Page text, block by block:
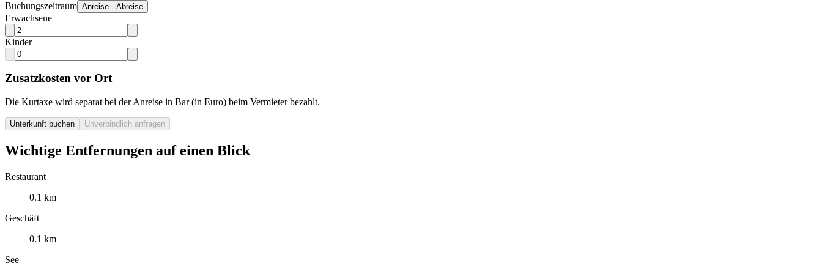
Buchungszeitraum Anreise - Abreise
Erwachsene
Kinder
Zusatzkosten vor Ort
Die Kurtaxe wird separat bei der Anreise in Bar (in Euro) beim Vermieter bezahlt.
Unterkunft buchen Unverbindlich anfragen
Wichtige Entfernungen auf einen Blick
Restaurant
0.1 km
Geschäft
0.1 km
See